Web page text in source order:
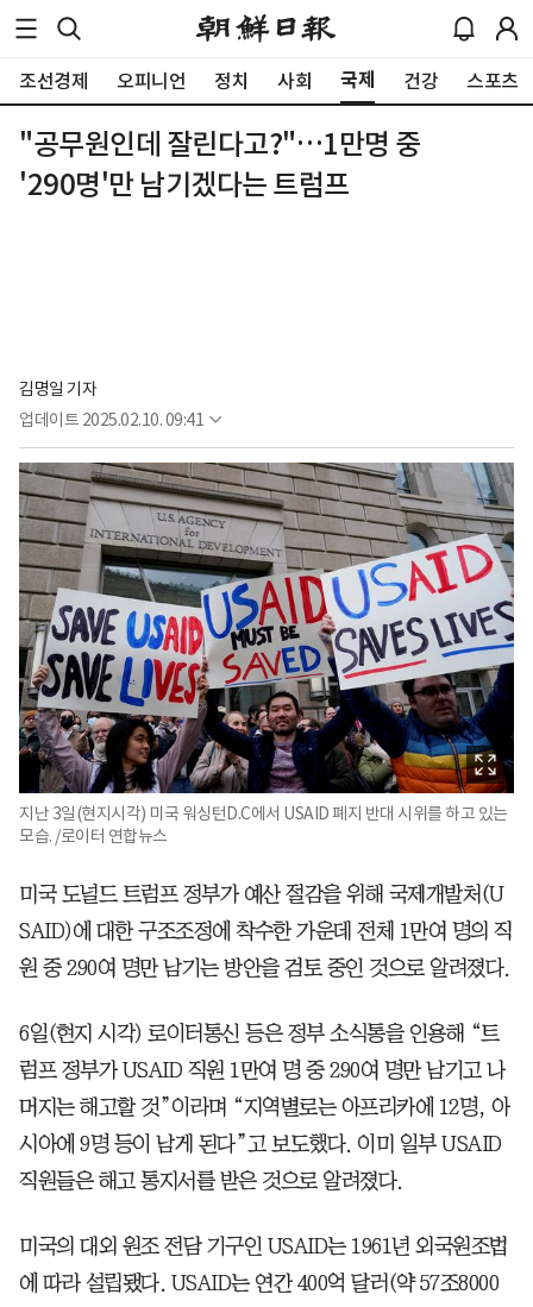
조선경제 오피니언 정치 사회 국제 건강 스포츠
"공무원인데 잘린다고?"…1만명 중
'290명'만 남기겠다는 트럼프
김명일 기자
업데이트 2025.02.10. 09:41
지난 3일(현지시각) 미국 워싱턴D.C에서 USAID 폐지 반대 시위를 하고 있는
모습. /로이터 연합뉴스
미국 도널드 트럼프 정부가 예산 절감을 위해 국제개발처(U
SAID)에 대한 구조조정에 착수한 가운데 전체 1만여 명의 직
원 중 290여 명만 남기는 방안을 검토 중인 것으로 알려졌다.
6일(현지 시각) 로이터통신 등은 정부 소식통을 인용해 “트
럼프 정부가 USAID 직원 1만여 명 중 290여 명만 남기고 나
머지는 해고할 것”이라며 “지역별로는 아프리카에 12명, 아
시아에 9명 등이 남게 된다”고 보도했다. 이미 일부 USAID
직원들은 해고 통지서를 받은 것으로 알려졌다.
미국의 대외 원조 전담 기구인 USAID는 1961년 외국원조법
에 따라 설립됐다. USAID는 연간 400억 달러(약 57조8000